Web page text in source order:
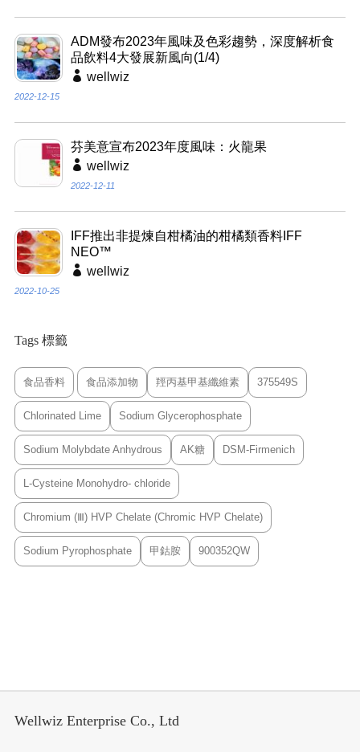
ADM發布2023年風味及色彩趨勢，深度解析食
品飲料4大發展新風向(1/4)
wellwiz
2022-12-15
芬美意宣布2023年度風味：火龍果
wellwiz
2022-12-11
IFF推出非提煉自柑橘油的柑橘類香料IFF
NEO™
wellwiz
2022-10-25
Tags 標籤
食品香料 食品添加物 羥丙基甲基纖維素 375549S
Chlorinated Lime Sodium Glycerophosphate
Sodium Molybdate Anhydrous AK糖 DSM-Firmenich
L-Cysteine Monohydro- chloride
Chromium (Ⅲ) HVP Chelate (Chromic HVP Chelate)
Sodium Pyrophosphate 甲鈷胺 900352QW
Wellwiz Enterprise Co., Ltd